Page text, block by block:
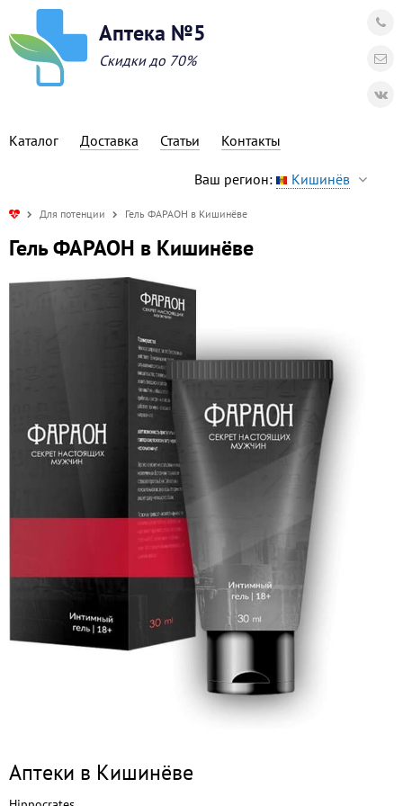
Аптека №5
Скидки до 70%
Каталог Доставка Статьи Контакты
Ваш регион: Кишинёв
Для потенции Гель ФАРАОН в Кишинёве
Гель ФАРАОН в Кишинёве
Аптеки в Кишинёве